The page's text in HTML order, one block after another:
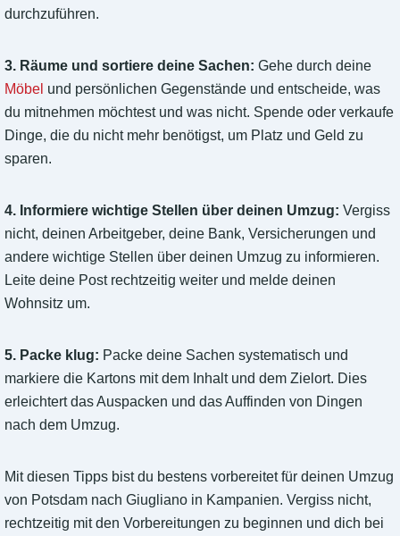
durchzuführen.
3. Räume und sortiere deine Sachen: Gehe durch deine
Möbel und persönlichen Gegenstände und entscheide, was
du mitnehmen möchtest und was nicht. Spende oder verkaufe
Dinge, die du nicht mehr benötigst, um Platz und Geld zu
sparen.
4. Informiere wichtige Stellen über deinen Umzug: Vergiss
nicht, deinen Arbeitgeber, deine Bank, Versicherungen und
andere wichtige Stellen über deinen Umzug zu informieren.
Leite deine Post rechtzeitig weiter und melde deinen
Wohnsitz um.
5. Packe klug: Packe deine Sachen systematisch und
markiere die Kartons mit dem Inhalt und dem Zielort. Dies
erleichtert das Auspacken und das Auffinden von Dingen
nach dem Umzug.
Mit diesen Tipps bist du bestens vorbereitet für deinen Umzug
von Potsdam nach Giugliano in Kampanien. Vergiss nicht,
rechtzeitig mit den Vorbereitungen zu beginnen und dich bei